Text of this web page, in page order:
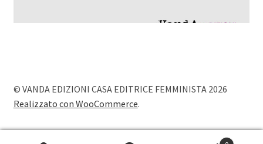
© VANDA EDIZIONI CASA EDITRICE FEMMINISTA 2026
Realizzato con WooCommerce.